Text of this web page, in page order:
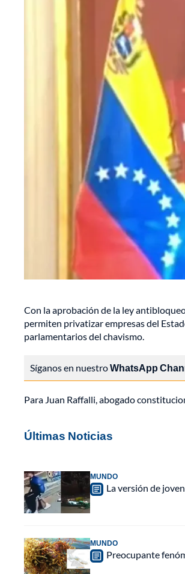
Con la aprobación de la ley
permiten privatizar empresas del
parlamentarios del chavismo.
Síganos en nuestroWhatsApp
Para Juan Raffalli, abogado
Últimas Noticias
MUNDO
La versión de
MUNDO
Preocupante